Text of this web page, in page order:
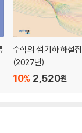
수학의 샘 기하 해설집
(2027년)
2,520원
10%